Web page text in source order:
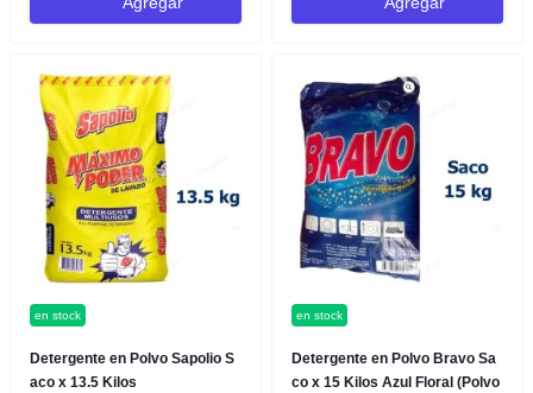
en stock
Detergente en Polvo Sapolio S
aco x 13.5 Kilos
en stock
Detergente en Polvo Bravo Sa
co x 15 Kilos Azul Floral (Polvo